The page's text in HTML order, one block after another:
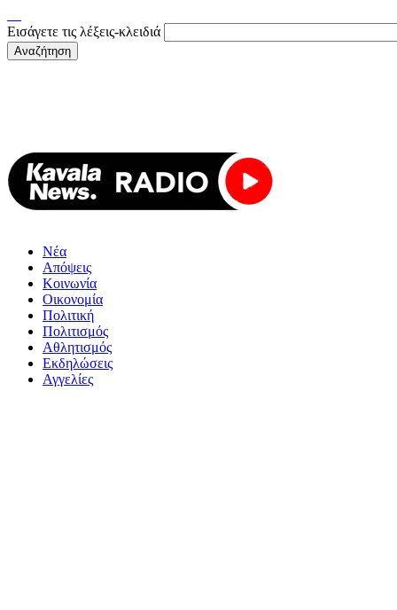
Εισάγετε τις λέξεις-κλειδιά
Νέα
Απόψεις
Κοινωνία
Οικονομία
Πολιτική
Πολιτισμός
Αθλητισμός
Εκδηλώσεις
Αγγελίες